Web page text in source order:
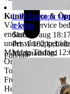
Kundservice &
Vår kundservice
endast
under våra
Måndag-Tisdag:
Onsdag: 8:00-18:00
Torsdag: 12:00-16:30
Fredag: 10:00-15:00
Helgdagar & röda
Företag
L M Ericsson
telefon
Sluttid
9 aug
Pris:1 182 kr,
Marknadsförd